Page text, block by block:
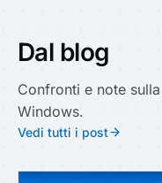
Dal blog
Confronti e note
Windows.
Vedi tutti i post